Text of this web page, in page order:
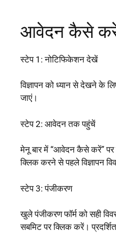
आवेदन कैसे
स्टेप 1: नोटिफिकेशन देखें
विज्ञापन को ध्यान से देखने के
जाएं।
स्टेप 2: आवेदन तक पहुंचें
मेनू बार में “आवेदन कैसे करें”
क्लिक करने से पहले विज्ञापन
स्टेप 3: पंजीकरण
खुले पंजीकरण फॉर्म को सही
सबमिट पर क्लिक करें।